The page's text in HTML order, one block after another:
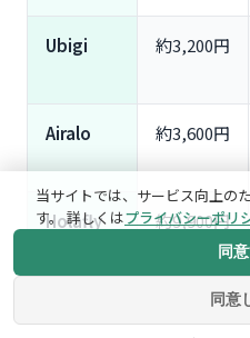
Ubigi 約3,200円
Airalo 約3,600円
Holafly 約9,900円
ヨーロッパ周遊プランの場
当サイトでは、サービス向上の
す。 詳しくはプライバシーポリ
同意
同